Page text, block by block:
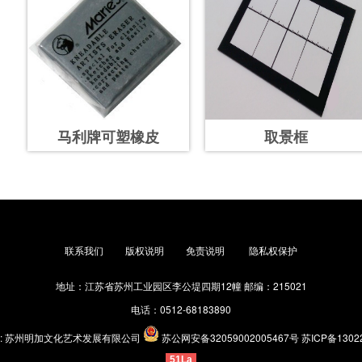
马利牌可塑橡皮 取景框
联系我们 版权说明 免责说明 隐私权保护
地址：江苏省苏州工业园区李公堤四期12幢 邮编：215021
电话：0512-68183890
苏州明加文化艺术发展有限公司 苏公网安备32059002005467号苏ICP备
51La